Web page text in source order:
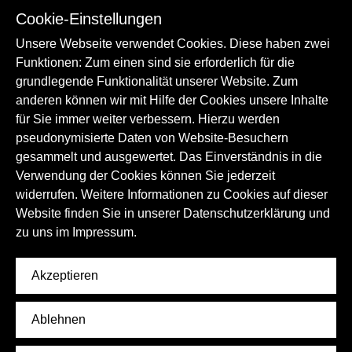
unter499€
Sprache
Ideengeschichte
Sprachbezogene Traditionen
Musikinstrumente auf Twitch
Über einen Twitch-Kanal stellt das
Museum Produktionstechniken
diskutiert sie mit dem Publikum.
Zur Anwendung
Musikinstrumente
Handwerk und Techniken
Gerberei digital
Die Sammlung des Museums ist über die
verfügbar.
Handwerk
Gerberei
Handwerk und Techniken
Cookie-Einstellungen
Unsere Webseite verwendet Cookies. Diese haben zwei
Funktionen: Zum einen sind sie erforderlich für die
grundlegende Funktionalität unserer Website. Zum
anderen können wir mit Hilfe der Cookies unsere Inhalte
für Sie immer weiter verbessern. Hierzu werden
pseudonymisierte Daten von Website-Besuchern
gesammelt und ausgewertet. Das Einverständnis in die
Verwendung der Cookies können Sie jederzeit
widerrufen. Weitere Informationen zu Cookies auf dieser
Website finden Sie in unserer Datenschutzerklärung und
zu uns im Impressum.
Akzeptieren
Ablehnen